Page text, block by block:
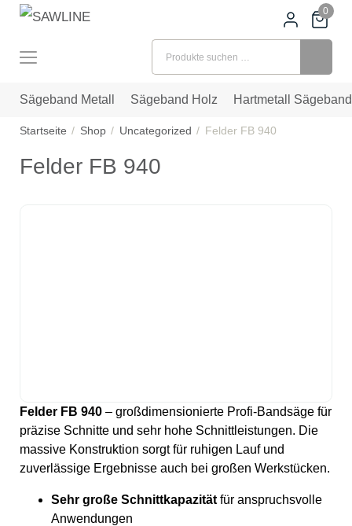
0
Sägeband Metall Sägeband Holz Hartmetall Sägeband
Startseite Shop Uncategorized Felder FB 940
Felder FB 940
Felder FB 940 – großdimensionierte Profi-Bandsäge für
präzise Schnitte und sehr hohe Schnittleistungen. Die
massive Konstruktion sorgt für ruhigen Lauf und
zuverlässige Ergebnisse auch bei großen Werkstücken.
Sehr große Schnittkapazität für anspruchsvolle
Anwendungen